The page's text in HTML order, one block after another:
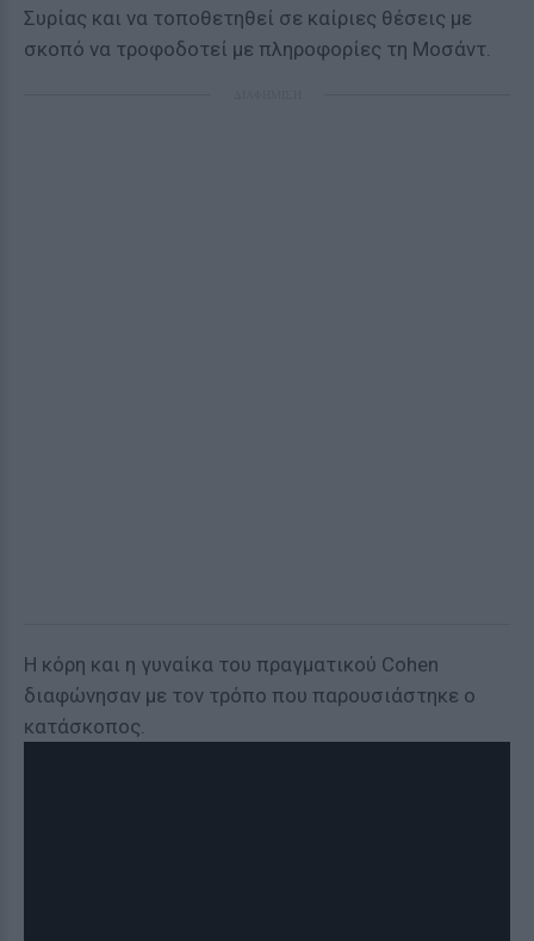
Συρίας και να τοποθετηθεί σε καίριες θέσεις με
σκοπό να τροφοδοτεί με πληροφορίες τη Μοσάντ.
Η κόρη και η γυναίκα του πραγματικού Cohen
διαφώνησαν με τον τρόπο που παρουσιάστηκε ο
κατάσκοπος.